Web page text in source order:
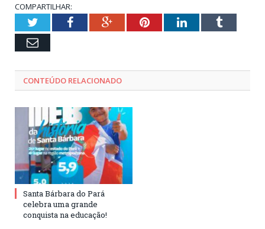
COMPARTILHAR:
TwitterFacebookGoogle+PinterestLinkedInTumblr
Email
CONTEÚDO RELACIONADO
Santa Bárbara do Pará
celebra uma grande
conquista na educação!